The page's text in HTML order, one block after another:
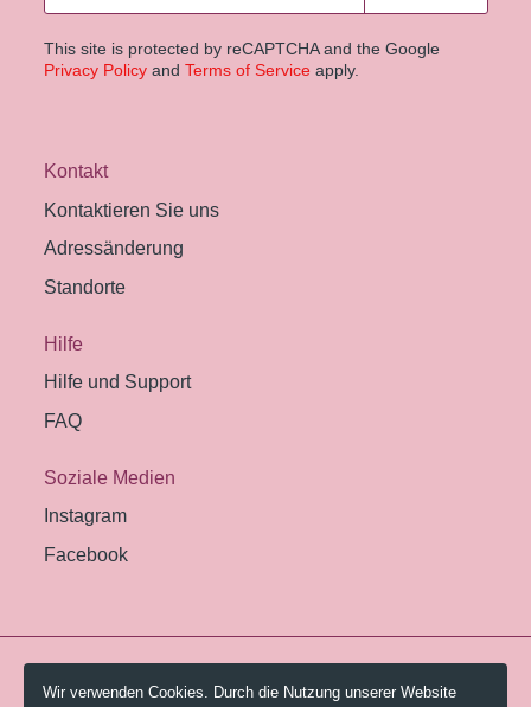
This site is protected by reCAPTCHA and the Google
Privacy Policyand Terms of Service apply.
Kontakt
Kontaktieren Sie uns
Adressänderung
Standorte
Hilfe
Hilfe und Support
FAQ
Soziale Medien
Instagram
Facebook
© 2026 Pestalozzi-Bibliothek Zürich.
Wir verwenden Cookies. Durch die Nutzung unserer Website